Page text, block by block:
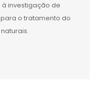
investigação de
o tratamento do